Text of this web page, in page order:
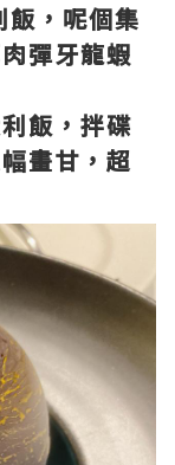
飯，呢個集
彈牙龍蝦
飯，拌碟
畫甘，超